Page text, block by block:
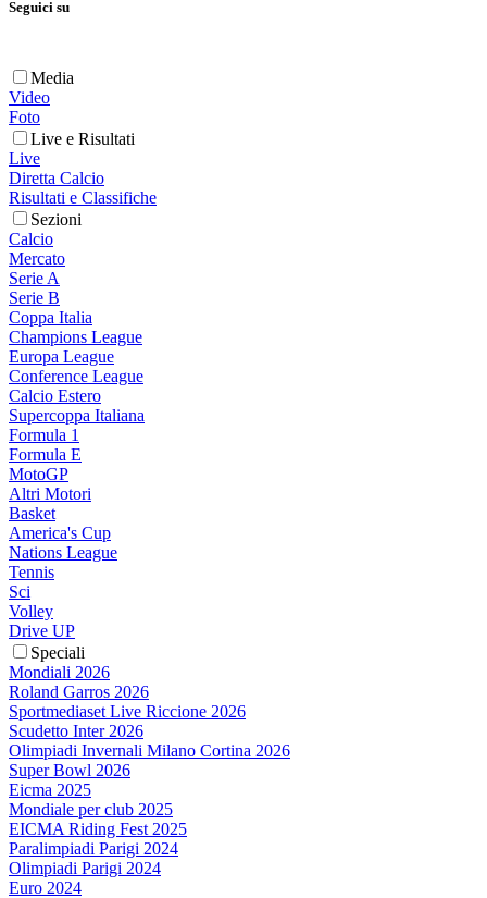
Seguici su
Media
Video
Foto
Live e Risultati
Live
Diretta Calcio
Risultati e Classifiche
Sezioni
Calcio
Mercato
Serie A
Serie B
Coppa Italia
Champions League
Europa League
Conference League
Calcio Estero
Supercoppa Italiana
Formula 1
Formula E
MotoGP
Altri Motori
Basket
America's Cup
Nations League
Tennis
Sci
Volley
Drive UP
Speciali
Mondiali 2026
Roland Garros 2026
Sportmediaset Live Riccione 2026
Scudetto Inter 2026
Olimpiadi Invernali Milano Cortina 2026
Super Bowl 2026
Eicma 2025
Mondiale per club 2025
EICMA Riding Fest 2025
Paralimpiadi Parigi 2024
Olimpiadi Parigi 2024
Euro 2024